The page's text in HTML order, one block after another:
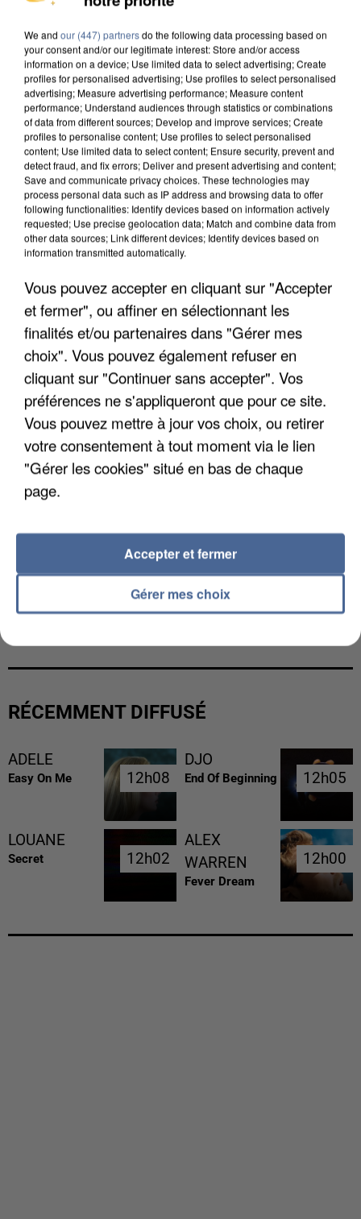
COULÉE DE BOUE EN HAUTE-SAVOIE
LES DONNÉES DE 300 000 CLIENTS DÉROBÉES À
INTERMARCHÉ APRÈS UNE...
GABRIEL ATTAL ET RAPHAËL GLUCKSMANN
RÉCEMMENT DIFFUSÉ
ADELE
Easy On Me 12h08
12h08
DJO
End Of Beginning 12h05
12h05
LOUANE
Secret 12h02
12h02
ALEX
WARREN
Fever Dream
12h00
12h00
We and our (447) partnersdo the following data processing based on
your consent and/or our legitimate interest: Store and/or access
information on a device; Use limited data to select advertising; Create
profiles for personalised advertising; Use profiles to select personalised
advertising; Measure advertising performance; Measure content
performance; Understand audiences through statistics or combinations
of data from different sources; Develop and improve services; Create
profiles to personalise content; Use profiles to select personalised
content; Use limited data to select content; Ensure security, prevent and
detect fraud, and fix errors; Deliver and present advertising and content;
Save and communicate privacy choices. These technologies may
process personal data such as IP address and browsing data to offer
following functionalities: Identify devices based on information actively
requested; Use precise geolocation data; Match and combine data from
other data sources; Link different devices; Identify devices based on
information transmitted automatically.
Vous pouvez accepter en cliquant sur "Accepter
et fermer", ou affiner en sélectionnant les
finalités et/ou partenaires dans "Gérer mes
choix". Vous pouvez également refuser en
cliquant sur "Continuer sans accepter". Vos
préférences ne s'appliqueront que pour ce site.
Vous pouvez mettre à jour vos choix, ou retirer
votre consentement à tout moment via le lien
"Gérer les cookies" situé en bas de chaque
page.
Gérer mes choix
Accepter et fermer